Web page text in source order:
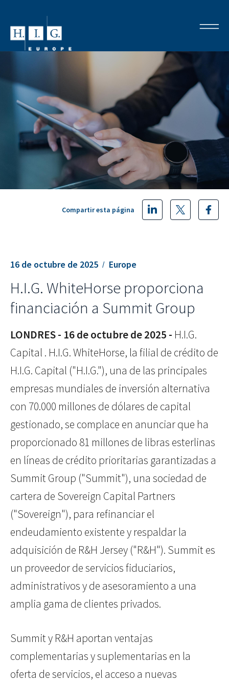
16 de octubre de 2025 Europe
Compartir esta página
H.I.G. WhiteHorse proporciona
financiación a Summit Group
LONDRES - 16 de octubrede 2025 - H.I.G.
Capital . H.I.G. WhiteHorse, la filial de crédito de
H.I.G. Capital ("H.I.G."), una de las principales
empresas mundiales de inversión alternativa
con 70.000 millones de dólares de capital
gestionado, se complace en anunciar que ha
proporcionado 81 millones de libras esterlinas
en líneas de crédito prioritarias garantizadas a
Summit Group ("Summit"), una sociedad de
cartera de Sovereign Capital Partners
("Sovereign"), para refinanciar el
endeudamiento existente y respaldar la
adquisición de R&H Jersey ("R&H"). Summit es
un proveedor de servicios fiduciarios,
administrativos y de asesoramiento a una
amplia gama de clientes privados.
Summit y R&H aportan ventajas
complementarias y suplementarias en la
oferta de servicios, el acceso a nuevas